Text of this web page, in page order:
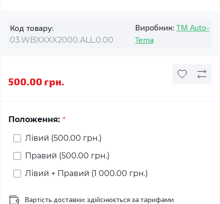
Код товару:
03.WBXXXX2000.ALL.0.00
Виробник: TM Auto-
Tema
500.00 грн.
Положення: *
Лівий (500.00 грн.)
Правий (500.00 грн.)
Лівий + Правий (1 000.00 грн.)
Вартість доставки: здійснюється за тарифами